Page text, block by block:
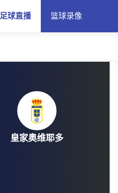
足球直播 篮球录像
皇家奥维耶多